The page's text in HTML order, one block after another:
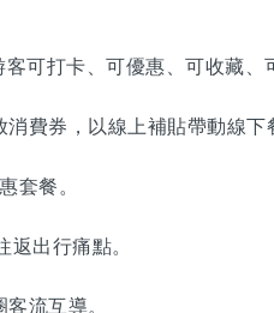
打卡、可優惠、可收藏、
券，以線上補貼帶動線下
套餐。
出行痛點。
流互導。